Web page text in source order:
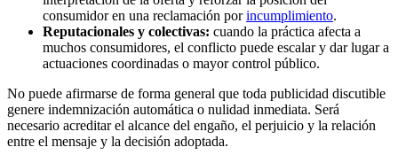
consumidor en una reclamación porincumplimiento.
Reputacionales y colectivas: cuando la práctica afecta a
muchos consumidores, el conflicto puede escalar y dar lugar a
actuaciones coordinadas o mayor control público.
No puede afirmarse de forma general que toda publicidad discutible
genere indemnización automática o nulidad inmediata. Será
necesario acreditar el alcance del engaño, el perjuicio y la relación
entre el mensaje y la decisión adoptada.